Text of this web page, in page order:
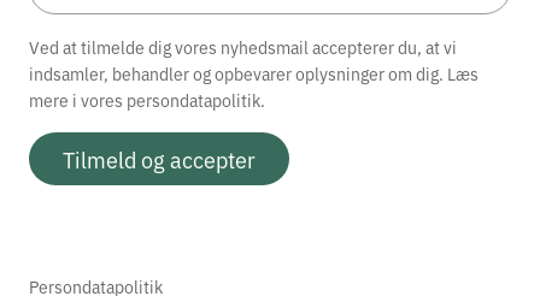
Ved at tilmelde dig vores nyhedsmail accepterer du, at vi
indsamler, behandler og opbevarer oplysninger om dig. Læs
mere i vores persondatapolitik.
Tilmeld og accepter
Persondatapolitik